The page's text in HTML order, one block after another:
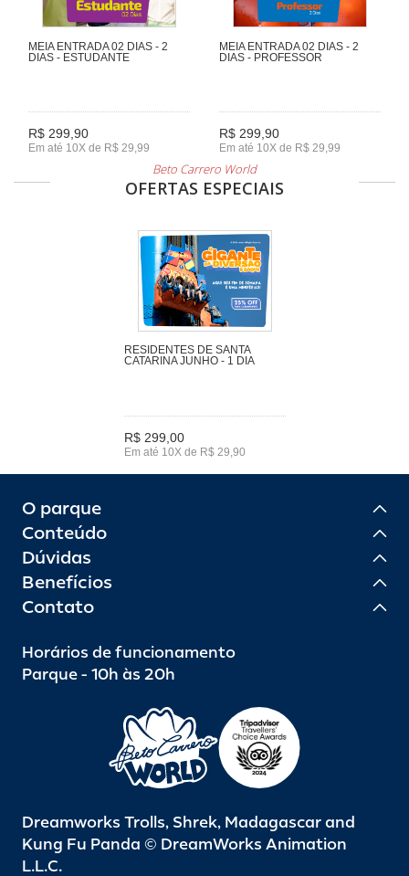
MEIA ENTRADA 02 DIAS - 2
DIAS - ESTUDANTE
R$ 299,90
Em até 10X de R$ 29,99
MEIA ENTRADA 02 DIAS - 2
DIAS - PROFESSOR
R$ 299,90
Em até 10X de R$ 29,99
Beto Carrero World
OFERTAS ESPECIAIS
RESIDENTES DE SANTA
CATARINA JUNHO - 1 DIA
R$ 299,00
Em até 10X de R$ 29,90
O parque
Conteúdo
Dúvidas
Benefícios
Contato
Horários de funcionamento
Parque - 10h às 20h
Dreamworks Trolls, Shrek, Madagascar and
Kung Fu Panda © DreamWorks Animation
L.L.C.